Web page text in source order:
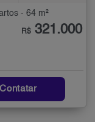
- 64 m²
R$ 321.000
Contatar